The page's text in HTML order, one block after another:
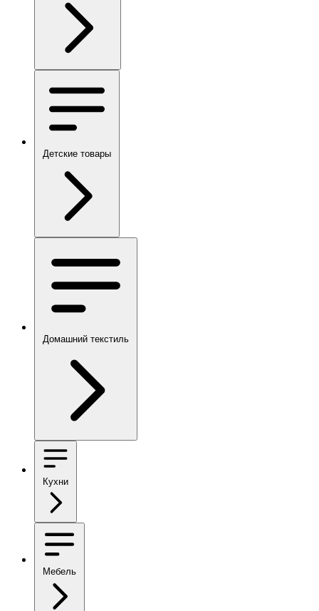
Детские товары
Домашний текстиль
Кухни
Мебель